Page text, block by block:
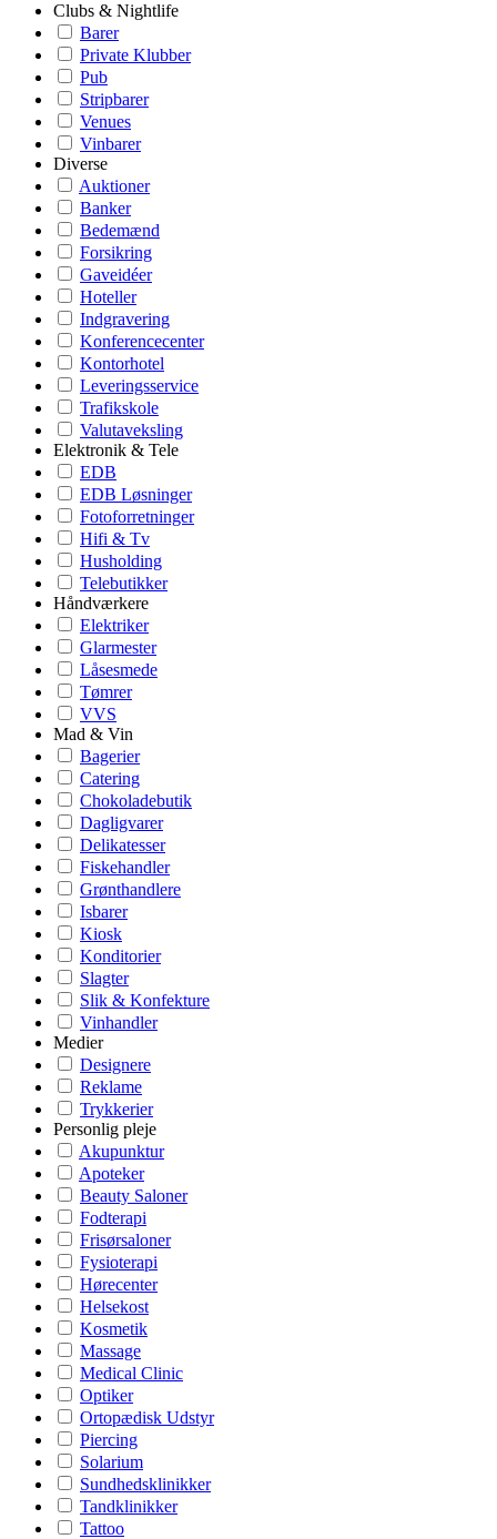
Clubs & Nightlife
Barer
Private Klubber
Pub
Stripbarer
Venues
Vinbarer
Diverse
Auktioner
Banker
Bedemænd
Forsikring
Gaveidéer
Hoteller
Indgravering
Konferencecenter
Kontorhotel
Leveringsservice
Trafikskole
Valutaveksling
Elektronik & Tele
EDB
EDB Løsninger
Fotoforretninger
Hifi & Tv
Husholding
Telebutikker
Håndværkere
Elektriker
Glarmester
Låsesmede
Tømrer
VVS
Mad & Vin
Bagerier
Catering
Chokoladebutik
Dagligvarer
Delikatesser
Fiskehandler
Grønthandlere
Isbarer
Kiosk
Konditorier
Slagter
Slik & Konfekture
Vinhandler
Medier
Designere
Reklame
Trykkerier
Personlig pleje
Akupunktur
Apoteker
Beauty Saloner
Fodterapi
Frisørsaloner
Fysioterapi
Hørecenter
Helsekost
Kosmetik
Massage
Medical Clinic
Optiker
Ortopædisk Udstyr
Piercing
Solarium
Sundhedsklinikker
Tandklinikker
Tattoo